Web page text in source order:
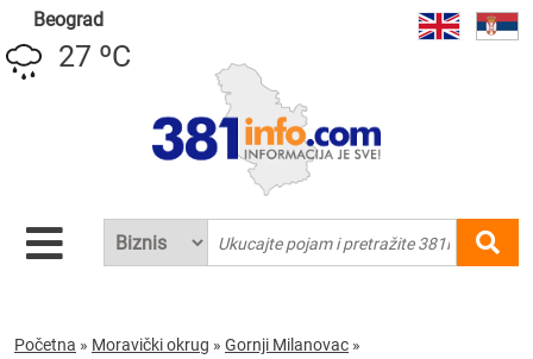
Beograd
27 ºC
Početna » Moravički okrug » Gornji Milanovac »